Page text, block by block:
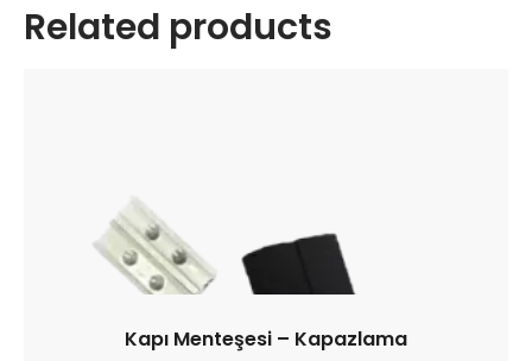
Related products
Kapı Menteşesi – Kapazlama